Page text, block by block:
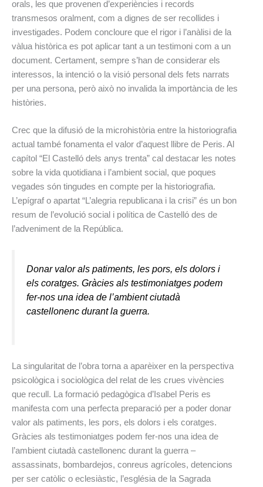
orals, les que provenen d’experiències i records
transmesos oralment, com a dignes de ser recollides i
investigades. Podem concloure que el rigor i l’anàlisi de la
vàlua històrica es pot aplicar tant a un testimoni com a un
document. Certament, sempre s’han de considerar els
interessos, la intenció o la visió personal dels fets narrats
per una persona, però això no invalida la importància de les
històries.
Crec que la difusió de la microhistòria entre la historiografia
actual també fonamenta el valor d’aquest llibre de Peris. Al
capítol “El Castelló dels anys trenta” cal destacar les notes
sobre la vida quotidiana i l’ambient social, que poques
vegades són tingudes en compte per la historiografia.
L’epígraf o apartat “L’alegria republicana i la crisi” és un bon
resum de l’evolució social i política de Castelló des de
l’adveniment de la República.
Donar valor als patiments, les pors, els dolors i
els coratges. Gràcies als testimoniatges podem
fer-nos una idea de l’ambient ciutadà
castellonenc durant la guerra.
La singularitat de l’obra torna a aparèixer en la perspectiva
psicològica i sociològica del relat de les crues vivències
que recull. La formació pedagògica d’Isabel Peris es
manifesta com una perfecta preparació per a poder donar
valor als patiments, les pors, els dolors i els coratges.
Gràcies als testimoniatges podem fer-nos una idea de
l’ambient ciutadà castellonenc durant la guerra –
assassinats, bombardejos, conreus agrícoles, detencions
per ser catòlic o eclesiàstic, l’església de la Sagrada